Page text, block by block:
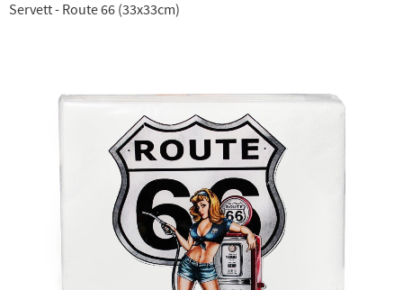
Servett - Route 66 (33x33cm)